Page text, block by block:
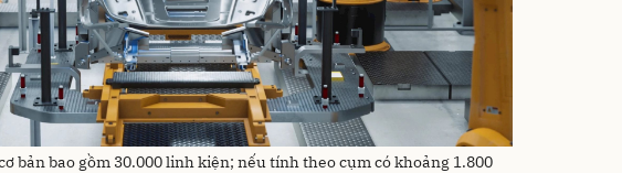
bản bao gồm 30.000 linh kiện; nếu tính theo cụm có khoảng 1.800